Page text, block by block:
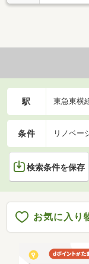
駅 東急東横
条件 リノベー
検索条件を保存
お気に入り